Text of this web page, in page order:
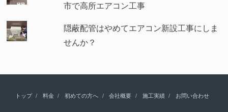
市で高所エアコン工事
隠蔽配管はやめてエアコン新設工事にしま
せんか？
トップ 料金 初めての方へ 会社概要 施工実績 お問い合わせ